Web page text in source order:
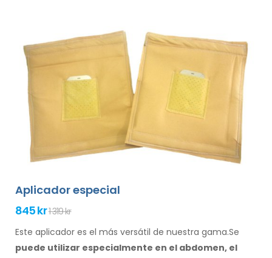
Aplicador especial
845 kr1 319 kr
Este aplicador es el más versátil de nuestra gama.Se
puede utilizar especialmente en el abdomen, el